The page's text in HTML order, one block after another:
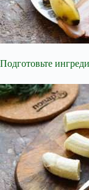
Подготовьте